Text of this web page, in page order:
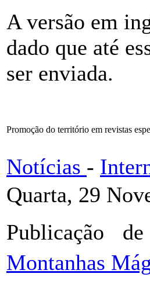
A versão em
dado que até
ser enviada.
Promoção do território em revistas
Notícias -
Quarta, 29
Publicação
Montanhas